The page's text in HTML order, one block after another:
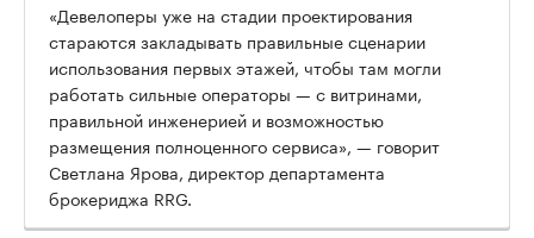
00:00
«Девелоперы уже на стадии проектирования
стараются закладывать правильные сценарии
использования первых этажей, чтобы там могли
работать сильные операторы — с витринами,
правильной инженерией и возможностью
размещения полноценного сервиса», — говорит
Светлана Ярова, директор департамента
брокериджа RRG.